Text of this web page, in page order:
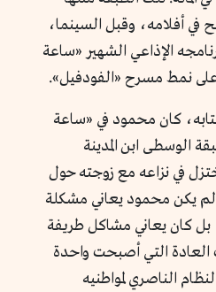
في أفلامه، وقبل السينما،
الإذاعي الشهير «ساعة
نمط مسرح «الفودفيل».
كان محمود في «ساعة
الوسطى ابن المدينة
في نزاعه مع زوجته حول
لم يكن محمود يعاني مشكلة
بل كان يعاني مشاكل طريفة
العادة التي أصبحت واحدة
الناصري لمواطنيه